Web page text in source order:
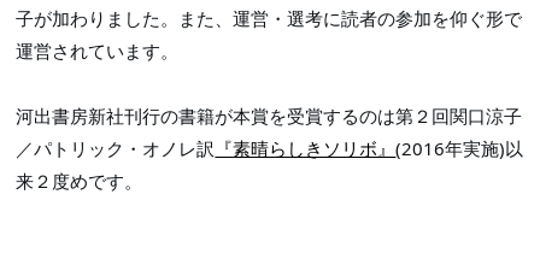
子が加わりました。また、運営・選考に読者の参加を仰ぐ形で
運営されています。
河出書房新社刊行の書籍が本賞を受賞するのは第２回関口涼子
／パトリック・オノレ訳 『素晴らしきソリボ』(2016年実施)以